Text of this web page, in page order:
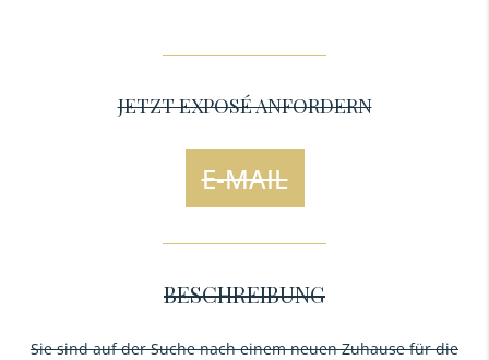
JETZT EXPOSÉ ANFORDERN
E-MAIL
BESCHREIBUNG
Sie sind auf der Suche nach einem neuen Zuhause für die